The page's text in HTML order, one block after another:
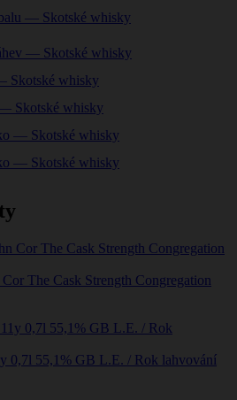
— Skotské whisky
— Skotské whisky
Skotské whisky
Skotské whisky
— Skotské whisky
— Skotské whisky
The Cask Strength Congregation
0,7l 55,1% GB L.E. / Rok lahvování